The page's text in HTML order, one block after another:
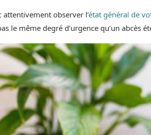
observer l’état général de
le même degré d’urgence qu’un abcès